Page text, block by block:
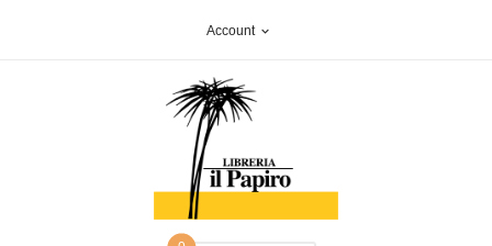
Account expand_more